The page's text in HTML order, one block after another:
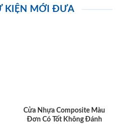
KIỆN MỚI ĐƯA
Cửa Nhựa Composite Màu
Đơn Có Tốt Không Đánh